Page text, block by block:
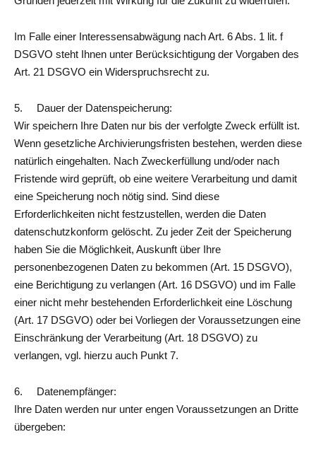
Im Falle einer Interessensabwägung nach Art. 6 Abs. 1 lit. f
DSGVO steht Ihnen unter Berücksichtigung der Vorgaben des
Art. 21 DSGVO ein Widerspruchsrecht zu.
5. Dauer der Datenspeicherung:
Wir speichern Ihre Daten nur bis der verfolgte Zweck erfüllt ist.
Wenn gesetzliche Archivierungsfristen bestehen, werden diese
natürlich eingehalten. Nach Zweckerfüllung und/oder nach
Fristende wird geprüft, ob eine weitere Verarbeitung und damit
eine Speicherung noch nötig sind. Sind diese
Erforderlichkeiten nicht festzustellen, werden die Daten
datenschutzkonform gelöscht. Zu jeder Zeit der Speicherung
haben Sie die Möglichkeit, Auskunft über Ihre
personenbezogenen Daten zu bekommen (Art. 15 DSGVO),
eine Berichtigung zu verlangen (Art. 16 DSGVO) und im Falle
einer nicht mehr bestehenden Erforderlichkeit eine Löschung
(Art. 17 DSGVO) oder bei Vorliegen der Voraussetzungen eine
Einschränkung der Verarbeitung (Art. 18 DSGVO) zu
verlangen, vgl. hierzu auch Punkt 7.
6. Datenempfänger:
Ihre Daten werden nur unter engen Voraussetzungen an Dritte
übergeben: